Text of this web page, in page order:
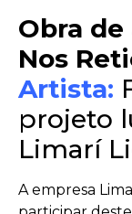
Obra
Nos
Artista:
projeto
Limarí
A empresa